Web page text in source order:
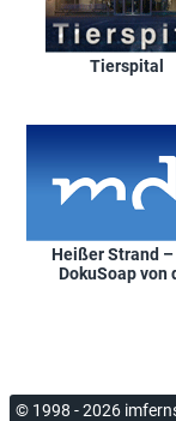
Tierspital
Heißer Strand –
DokuSoap von
© 1998 - 2026